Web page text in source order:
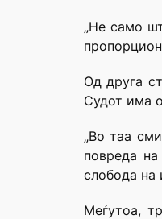
„Не само
Од друга
Судот има
„Во таа
повреда
слобода на
Меѓутоа,